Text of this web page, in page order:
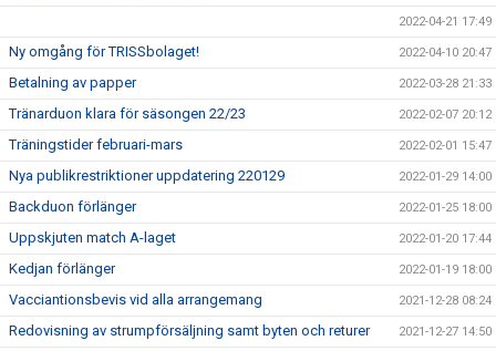
2022-04-21 17:49
Ny omgång för TRISSbolaget! 2022-04-10 20:47
Betalning av papper 2022-03-28 21:33
Tränarduon klara för säsongen 22/23 2022-02-07 20:12
Träningstider februari-mars 2022-02-01 15:47
Nya publikrestriktioner uppdatering 220129 2022-01-29 14:00
Backduon förlänger 2022-01-25 18:00
Uppskjuten match A-laget 2022-01-20 17:44
Kedjan förlänger 2022-01-19 18:00
Vacciantionsbevis vid alla arrangemang 2021-12-28 08:24
Redovisning av strumpförsäljning samt byten och returer 2021-12-27 14:50